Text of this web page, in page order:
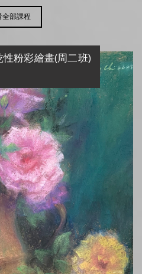
全部課程
性粉彩繪畫(周二班)